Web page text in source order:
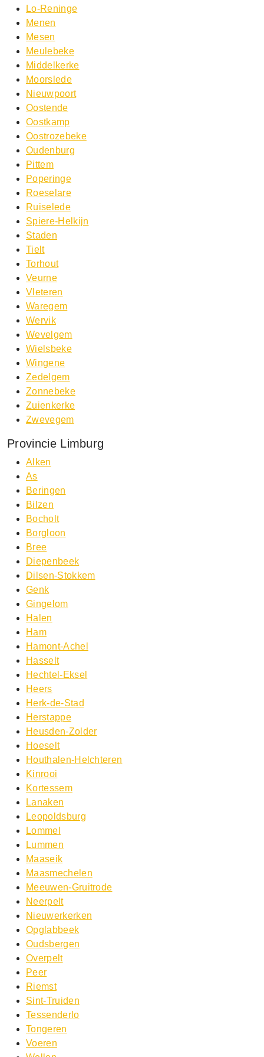
Lo-Reninge
Menen
Mesen
Meulebeke
Middelkerke
Moorslede
Nieuwpoort
Oostende
Oostkamp
Oostrozebeke
Oudenburg
Pittem
Poperinge
Roeselare
Ruiselede
Spiere-Helkijn
Staden
Tielt
Torhout
Veurne
Vleteren
Waregem
Wervik
Wevelgem
Wielsbeke
Wingene
Zedelgem
Zonnebeke
Zuienkerke
Zwevegem
Provincie Limburg
Alken
As
Beringen
Bilzen
Bocholt
Borgloon
Bree
Diepenbeek
Dilsen-Stokkem
Genk
Gingelom
Halen
Ham
Hamont-Achel
Hasselt
Hechtel-Eksel
Heers
Herk-de-Stad
Herstappe
Heusden-Zolder
Hoeselt
Houthalen-Helchteren
Kinrooi
Kortessem
Lanaken
Leopoldsburg
Lommel
Lummen
Maaseik
Maasmechelen
Meeuwen-Gruitrode
Neerpelt
Nieuwerkerken
Opglabbeek
Oudsbergen
Overpelt
Peer
Riemst
Sint-Truiden
Tessenderlo
Tongeren
Voeren